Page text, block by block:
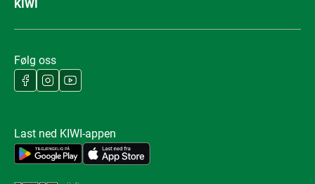
KIWI
Følg oss
Last ned KIWI-appen